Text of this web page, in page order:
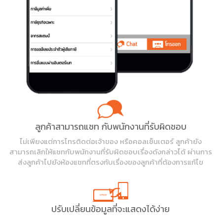
ลูกค้าสามารถแชท กับพนักงานที่รับผิดชอบ
ไม่เพียงแต่การโทรติดต่อเจ้าของ หรือคอลเซ็นเตอร์ ลูกค้ายัง
สามารถเลิกให้แชทกับพนักงานที่รับผิดชอบเรื่องดังกล่าวได้ ผ่านการ
ส่งลูกค้าไปยังห้องแชทที่ตรงกับเรื่องของลูกค้าที่ต้องการแก้ไข
ปรับเปลี่ยนข้อมูลที่จะแสดงได้ง่าย